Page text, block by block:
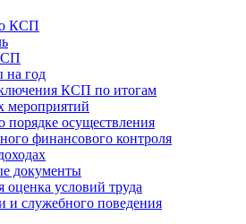
КСП
на год
КСП по итогам
мероприятий
порядке осуществления
финансового контроля
документы
оценка условий труда
и служебного поведения